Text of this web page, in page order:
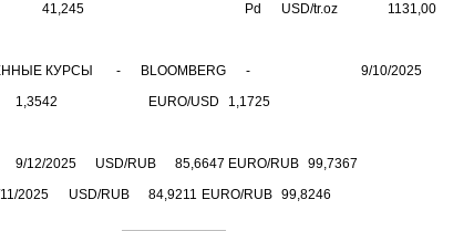
41,245 Pd USD/tr.oz 1131,00
КУРСЫ - BLOOMBERG -
9/10/2025
1,3542 EURO/USD 1,1725
9/12/2025 USD/RUB 85,6647 EURO/RUB 99,7367
2025
USD/RUB 84,9211 EURO/RUB 99,8246